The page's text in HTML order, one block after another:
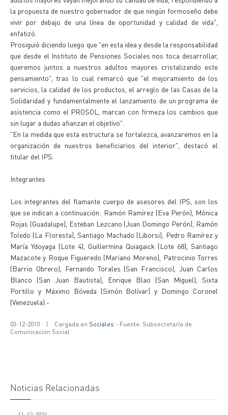
la propuesta de nuestro gobernador de que ningún formoseño debe
vivir por debajo de una línea de oportunidad y calidad de vida",
enfatizó.
Prosiguió diciendo luego que "en esta idea y desde la responsabilidad
que desde el Instituto de Pensiones Sociales nos toca desarrollar,
queremos juntos a nuestros adultos mayores cristalizando este
pensamiento", tras lo cual remarcó que "el mejoramiento de los
servicios, la calidad de los productos, el arreglo de las Casas de la
Solidaridad y fundamentalmente el lanzamiento de un programa de
asistencia como el PROSOL, marcan con firmeza los cambios que
sin lugar a dudas afianzan el objetivo".
"En la medida que esta estructura se fortalezca, avanzaremos en la
organización de nuestros beneficiarios del interior", destacó el
titular del IPS.
Integrantes
Los integrantes del flamante cuerpo de asesores del IPS, son los
que se indican a continuación: Ramón Ramírez (Eva Perón), Mónica
Rojas (Guadalupe), Esteban Lezcano (Juan Domingo Perón), Ramón
Toledo (La Floresta), Santiago Machado (Liborsi), Pedro Ramírez y
María Ydoyaga (Lote 4), Guillermina Quiagaick (Lote 68), Santiago
Mazacote y Roque Figueredo (Mariano Moreno), Patrocinio Torres
(Barrio Obrero), Fernando Torales (San Francisco), Juan Carlos
Blanco (San Juan Bautista), Enrique Blao (San Miguel), Sixta
Portillo y Máximo Bóveda (Simón Bolívar) y Domingo Coronel
(Venezuela).-
03-12-2010 | Cargada en Sociales - Fuente: Subsecretaría de
Comunicación Social
Noticias Relacionadas